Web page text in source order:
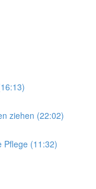
ziehen (22:02)
Pflege (11:32)